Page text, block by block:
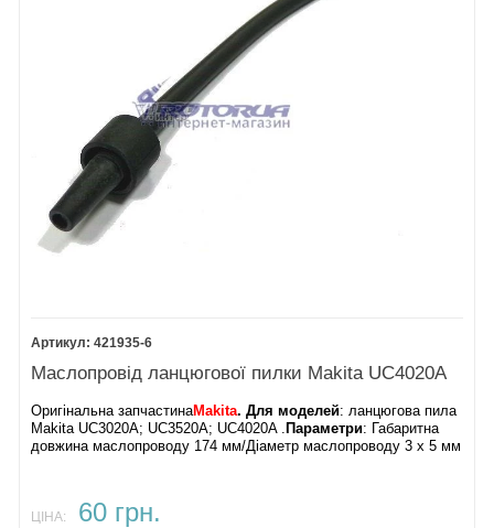
421935-6
Маслопровід ланцюгової пилки Makita UC4020A
Оригінальна запчастинаMakita. Для моделей: ланцюгова пила
Makita UC3020A; UC3520A; UC4020A .
Параметри: Габаритна
довжина маслопроводу 174 мм/Діаметр маслопроводу 3 х 5 мм
ЦІНА: 60 грн.